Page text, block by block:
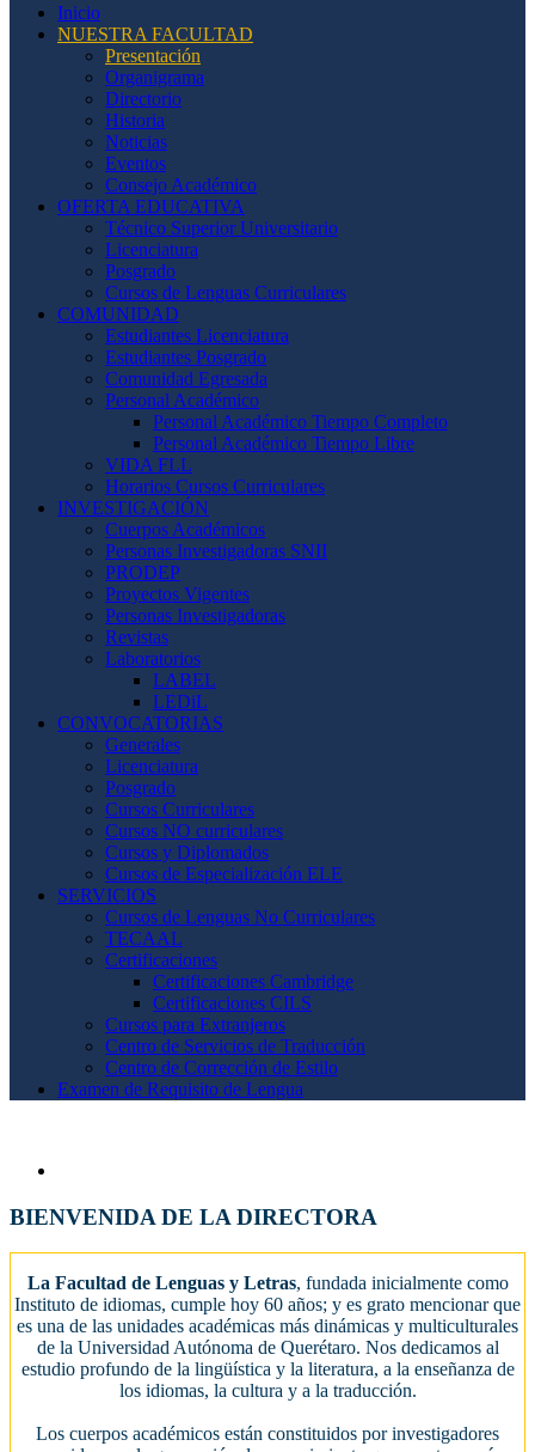
Inicio
NUESTRA FACULTAD
Presentación
Organigrama
Directorio
Historia
Noticias
Eventos
Consejo Académico
OFERTA EDUCATIVA
Técnico Superior Universitario
Licenciatura
Posgrado
Cursos de Lenguas Curriculares
COMUNIDAD
Estudiantes Licenciatura
Estudiantes Posgrado
Comunidad Egresada
Personal Académico
Personal Académico Tiempo Completo
Personal Académico Tiempo Libre
VIDA FLL
Horarios Cursos Curriculares
INVESTIGACIÓN
Cuerpos Académicos
Personas Investigadoras SNII
PRODEP
Proyectos Vigentes
Personas Investigadoras
Revistas
Laboratorios
LABEL
LEDiL
CONVOCATORIAS
Generales
Licenciatura
Posgrado
Cursos Curriculares
Cursos NO curriculares
Cursos y Diplomados
Cursos de Especialización ELE
SERVICIOS
Cursos de Lenguas No Curriculares
TECAAL
Certificaciones
Certificaciones Cambridge
Certificaciones CILS
Cursos para Extranjeros
Centro de Servicios de Traducción
Centro de Corrección de Estilo
Examen de Requisito de Lengua
BIENVENIDA DE LA DIRECTORA
La Facultad de Lenguas y Letras, fundada inicialmente como
Instituto de idiomas, cumple hoy 60 años; y es grato mencionar que
es una de las unidades académicas más dinámicas y multiculturales
de la Universidad Autónoma de Querétaro. Nos dedicamos al
estudio profundo de la lingüística y la literatura, a la enseñanza de
los idiomas, la cultura y a la traducción.
Los cuerpos académicos están constituidos por investigadores